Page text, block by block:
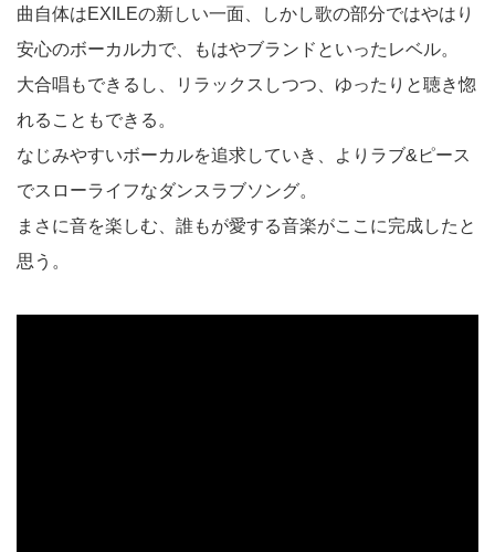
曲自体はEXILEの新しい一面、しかし歌の部分ではやはり
安心のボーカル力で、もはやブランドといったレベル。
大合唱もできるし、リラックスしつつ、ゆったりと聴き惚
れることもできる。
なじみやすいボーカルを追求していき、よりラブ&ピース
でスローライフなダンスラブソング。
まさに音を楽しむ、誰もが愛する音楽がここに完成したと
思う。